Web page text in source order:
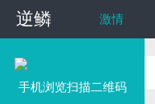
逆鳞
逆鳞 激情
手机浏览扫描二维码